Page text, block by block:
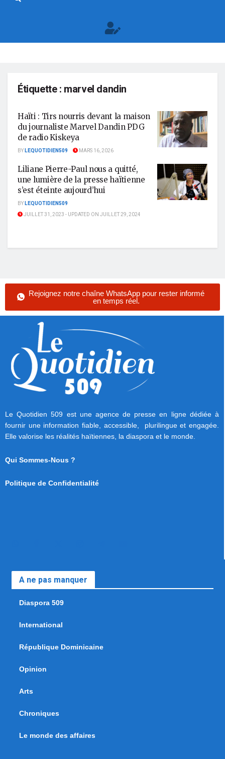
Étiquette : marvel dandin
Haïti : Tirs nourris devant la maison
du journaliste Marvel Dandin PDG
de radio Kiskeya
BYLEQUOTIDIEN509 MARS 16, 2026
Liliane Pierre-Paul nous a quitté,
une lumière de la presse haïtienne
s’est éteinte aujourd’hui
BYLEQUOTIDIEN509
JUILLET 31, 2023 - UPDATED ON JUILLET 29, 2024
Rejoignez notre chaîne WhatsApp pour rester informé
en temps réel.
Le Quotidien 509 est une agence de presse en ligne dédiée à
fournir une information fiable, accessible, plurilingue et engagée.
Elle valorise les réalités haïtiennes, la diaspora et le monde.
Qui Sommes-Nous ?
Politique de Confidentialité
A ne pas manquer
Diaspora 509
International
République Dominicaine
Opinion
Arts
Chroniques
Le monde des affaires